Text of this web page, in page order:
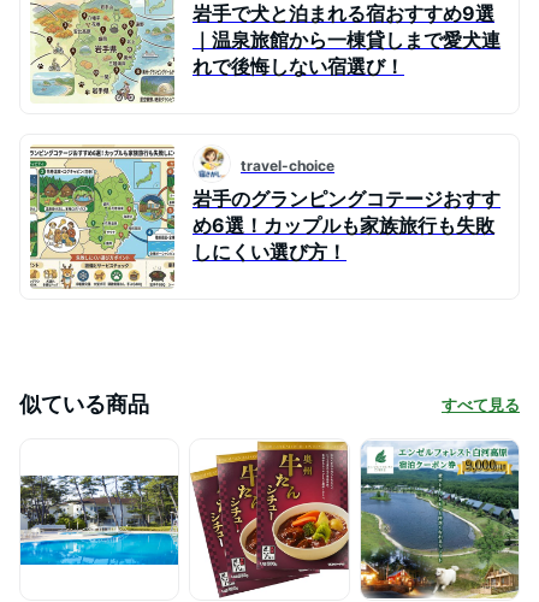
岩手で犬と泊まれる宿おすすめ9選
｜温泉旅館から一棟貸しまで愛犬連
れで後悔しない宿選び！
travel-choice
岩手のグランピングコテージおすす
め6選！カップルも家族旅行も失敗
しにくい選び方！
似ている商品 すべて見る